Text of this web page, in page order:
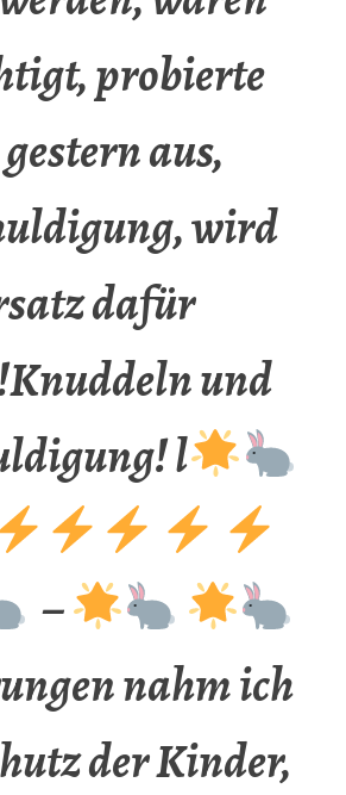
probierte
aus,
wird
dafür
und
l
–
nahm ich
der Kinder,